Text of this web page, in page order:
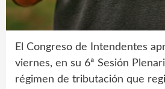
El Congreso de Intendentes
viernes, en su 6ª Sesión
régimen de tributación que